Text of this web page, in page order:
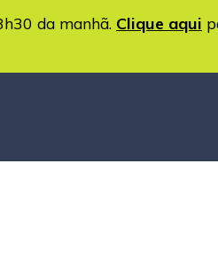
da manhã. Clique aqui